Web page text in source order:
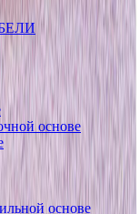
основе
основе